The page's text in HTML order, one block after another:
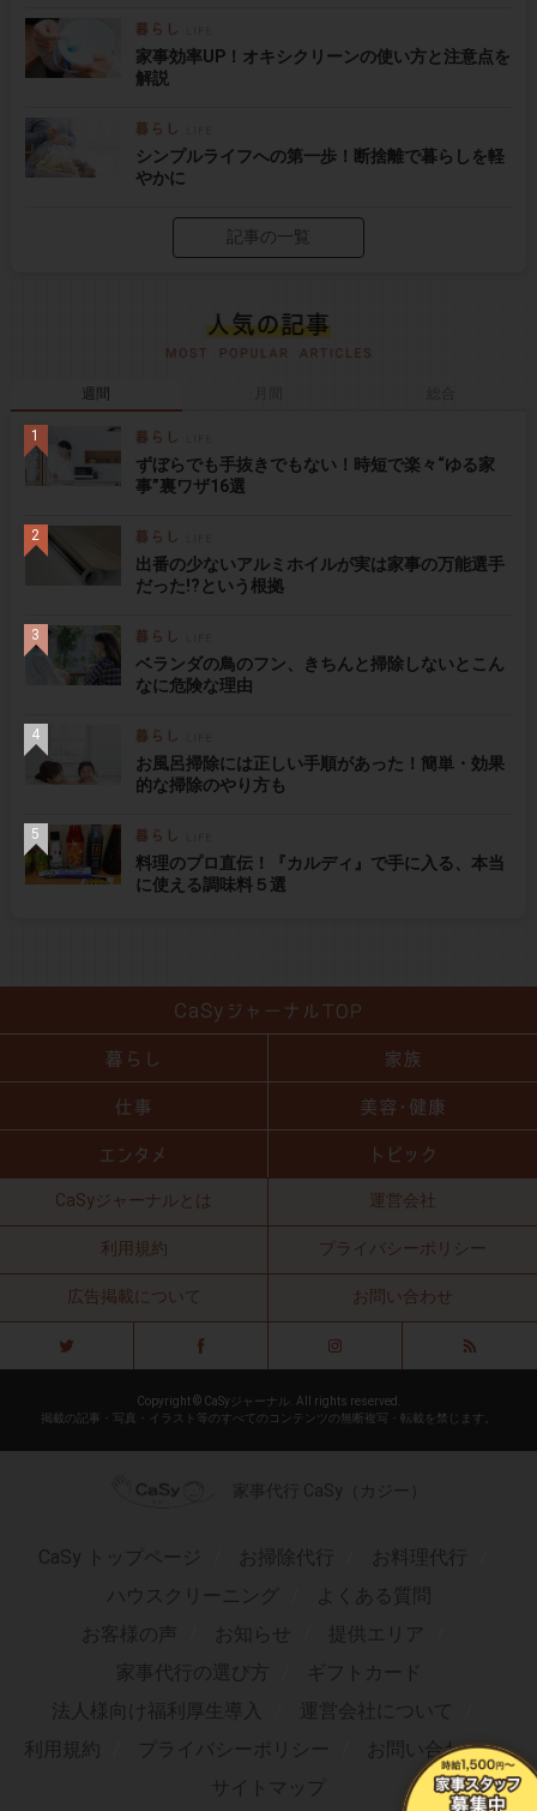
家事効率UP！オキシクリーンの使い方と注意点を
解説
シンプルライフへの第一歩！断捨離で暮らしを軽
やかに
記事の一覧
週間
ずぼらでも手抜きでもない！時短で楽々“ゆる家
事”裏ワザ16選
出番の少ないアルミホイルが実は家事の万能選手
だった!?という根拠
ベランダの鳥のフン、きちんと掃除しないとこん
なに危険な理由
お風呂掃除には正しい手順があった！簡単・効果
的な掃除のやり方も
料理のプロ直伝！『カルディ』で手に入る、本当
に使える調味料５選
CaSyジャーナルとは 運営会社
利用規約 プライバシーポリシー
広告掲載について お問い合わせ
Copyright © CaSyジャーナル. All rights reserved.
掲載の記事・写真・イラスト等のすべてのコンテンツの無断複写・転載を禁じます。
家事代行 CaSy（カジー）
CaSy トップページ お掃除代行
お料理代行
ハウスクリーニング
よくある質問
お客様の声
お知らせ
提供エリア
家事代行の選び方
ギフトカード
法人様向け福利厚生導入
運営会社について
利用規約
プライバシーポリシー
お問い合わせ
サイトマップ